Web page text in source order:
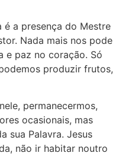
é a presença do Mestre
Nada mais nos pode
e paz no coração. Só
produzir frutos,
permanecermos,
ocasionais, mas
sua Palavra. Jesus
não ir habitar noutro